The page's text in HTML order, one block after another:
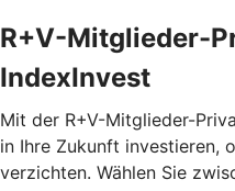
R+V-Mitglieder-
IndexInvest
Mit der R+V-Mitglieder-
in Ihre Zukunft investieren,
verzichten. Wählen Sie